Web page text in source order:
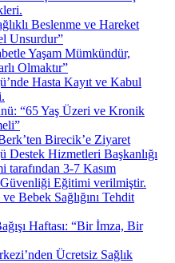
Beslenme ve Hareket
Unsurdur”
Yaşam Mümkündür,
Olmaktır”
Hasta Kayıt ve Kabul
“65 Yaş Üzeri ve Kronik
Birecik’e Ziyaret
Destek Hizmetleri Başkanlığı
tarafından 3-7 Kasım
Güvenliği Eğitimi verilmiştir.
Bebek Sağlığını Tehdit
Haftası: “Bir İmza, Bir
Ücretsiz Sağlık